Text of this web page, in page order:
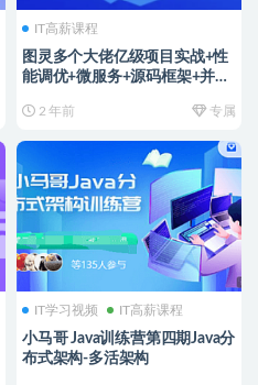
IT高薪课程
图灵多个大佬亿级项目实战+性
能调优+微服务+源码框架+并发
2 年前 专属
IT学习视频 IT高薪课程
小马哥 Java训练营第四期Java分
布式架构-多活架构